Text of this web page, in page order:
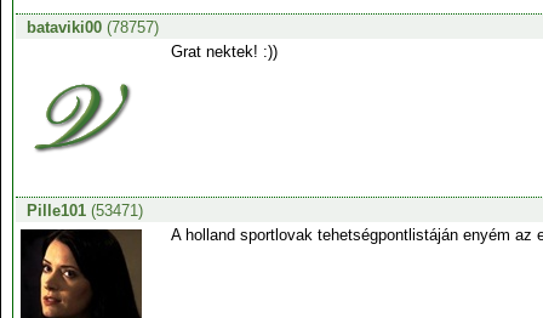
bataviki00(78757)
Grat nektek! :))
Pille101(53471)
A holland sportlovak tehetségpontlistáján enyém az